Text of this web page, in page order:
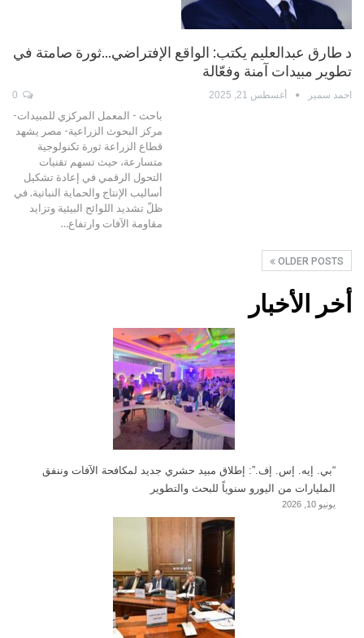
د طارق عبدالعليم يكتب: الواقع الإفتراضي…ثورة صامتة في
تطوير مبيدات آمنة وفعّالة
احمد سمير أغسطس 21, 2025
باحث - المعمل المركزي للمبيدات-
مركز البحوث الزراعية- مصر يشهد
قطاع الزراعة ثورة تكنولوجية
متسارعة، حيث تسهم تقنيات
التحول الرقمي في إعادة تشكيل
أساليب الإنتاج والحماية النباتية. في
ظلّ تشديد اللوائح البيئية وتزايد
مقاومة الآفات وارتفاع…
OLDER POSTS
أخر الأخبار
“بي. إيه. إس. إف.”: إطلاق مبيد حشري جديد لمكافحة الآفات وننفق
المليارات من اليورو سنوياً للبحث والتطوير
يونيو 10, 2026